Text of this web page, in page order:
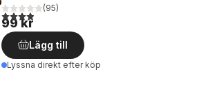
3,9utav 5 stjärnor. Totalt antal röster:
(95)
99 kr
Lägg till
Lyssna direkt efter köp